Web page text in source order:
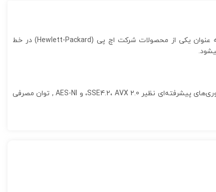
سی پی یو سرور Intel Xeon Bronze 3206R یک سرور تجاری از خانواده پردازنده‌های Intel Xeon Scalable سری 3000 میباشد. این سی پی یو به عنوان یکی از محصولات شرکت اچ‌ پی (Hewlett-Packard) در خط
امکان مدیریت و کنترل از راه دور, فرکانس پایه پردازنده 1.9 گیگاهرتز (GHz) , حافظه پنهان 16 مگابایتی , پشتیبانی از مجموعه دستورات x86-64 و فناوری‌های پیشرفته‌ای نظیر SSE4.2، AVX 2.0، و AES-NI , توان مصرفی